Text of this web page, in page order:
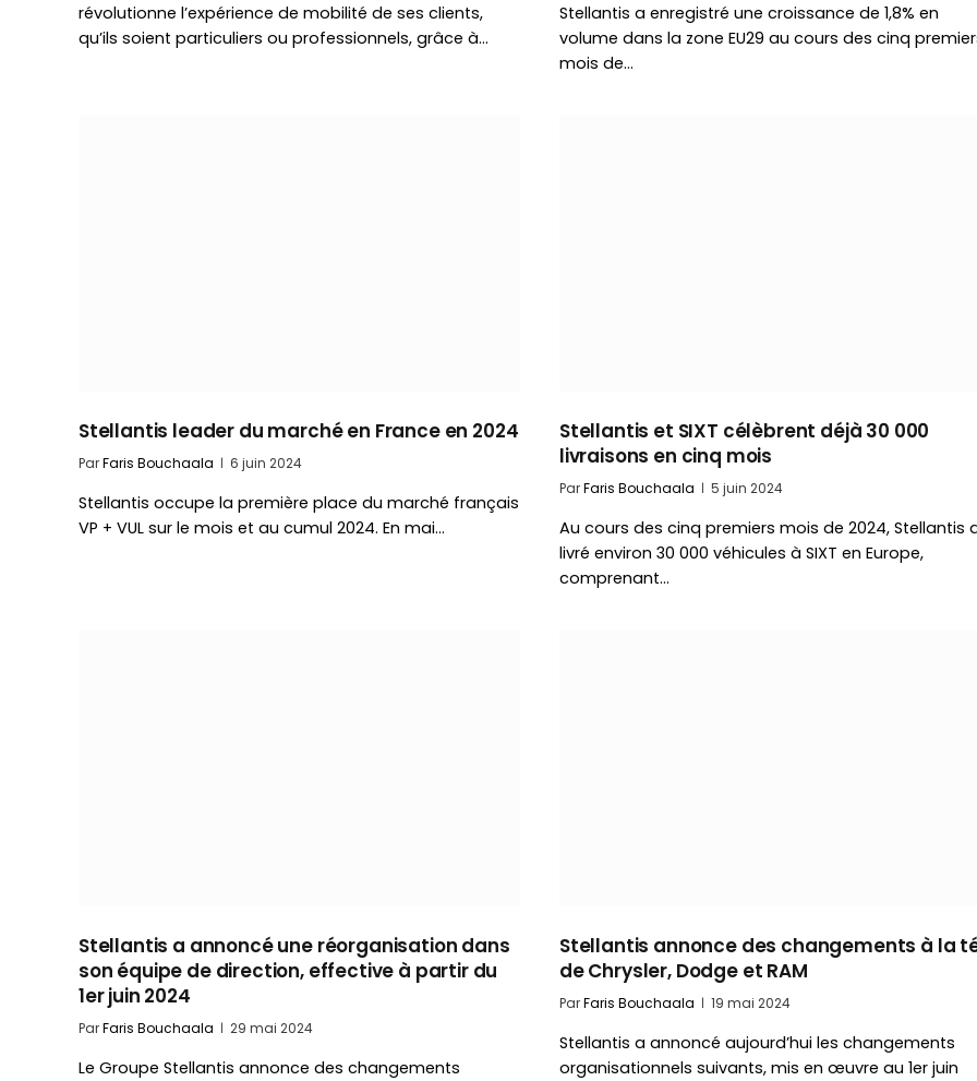
révolutionne l’expérience de mobilité de ses clients,
qu’ils soient particuliers ou professionnels, grâce à…
Stellantis a enregistré une croissance de 1,8% en
volume dans la zone EU29 au cours des cinq
mois de…
Stellantis leader du marché en France en 2024
ParFaris Bouchaala 6 juin 2024
Stellantis occupe la première place du marché français
VP + VUL sur le mois et au cumul 2024. En mai…
Stellantis et SIXT célèbrent déjà 30 000
livraisons en cinq mois
ParFaris Bouchaala 5 juin 2024
Au cours des cinq premiers mois de 2024, Stellantis
livré environ 30 000 véhicules à SIXT en Europe,
comprenant…
Stellantis a annoncé une réorganisation dans
son équipe de direction, effective à partir du
1er juin 2024
ParFaris Bouchaala 29 mai 2024
Le Groupe Stellantis annonce des changements
Stellantis annonce des changements à la
de Chrysler, Dodge et RAM
ParFaris Bouchaala 19 mai 2024
Stellantis a annoncé aujourd’hui les changements
organisationnels suivants, mis en œuvre au 1er juin